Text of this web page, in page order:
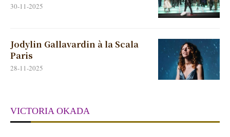
30-11-2025
Jodylin Gallavardin à la Scala
Paris
28-11-2025
VICTORIA OKADA